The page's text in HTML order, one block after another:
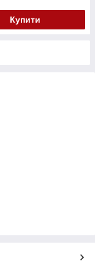
Купити